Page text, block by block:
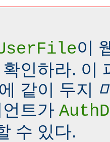
이
인하라. 이
같이 두지
트가
수 있다.